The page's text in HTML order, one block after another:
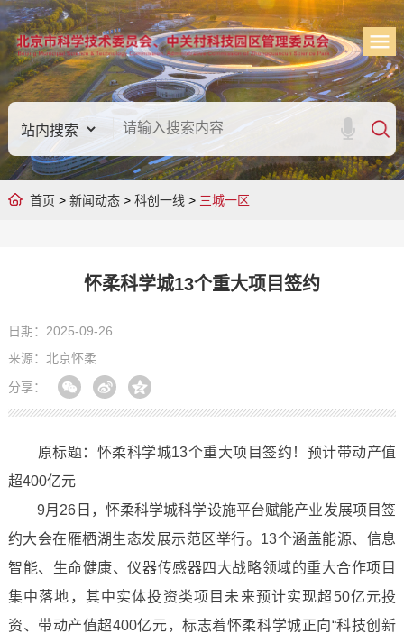
首页 > 新闻动态> 科创一线 > 三城一区
怀柔科学城13个重大项目签约
日期：2025-09-26
来源：北京怀柔
分享：
原标题：怀柔科学城13个重大项目签约！预计带动产值
超400亿元
9月26日，怀柔科学城科学设施平台赋能产业发展项目签
约大会在雁栖湖生态发展示范区举行。13个涵盖能源、信息
智能、生命健康、仪器传感器四大战略领域的重大合作项目
集中落地，其中实体投资类项目未来预计实现超50亿元投
资、带动产值超400亿元，标志着怀柔科学城正向“科技创新